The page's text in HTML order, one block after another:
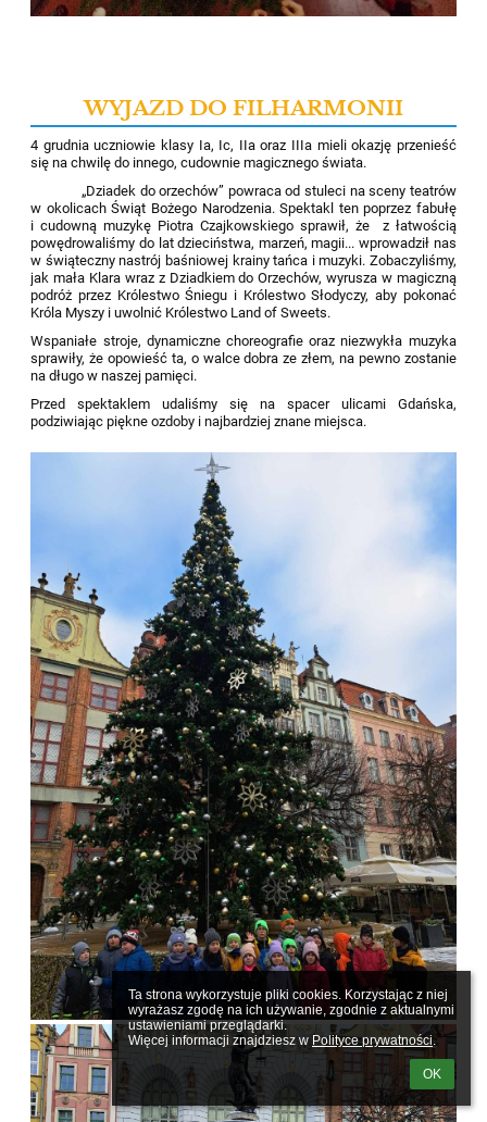
Ta strona wykorzystuje pliki cookies. Korzystając z niej
wyrażasz zgodę na ich używanie, zgodnie z aktualnymi
ustawieniami przeglądarki.
Więcej informacji znajdziesz w Polityce prywatności.
OK
WYJAZD DO FILHARMONII
4 grudnia uczniowie klasy Ia, Ic, IIaoraz IIIamieli okazję przenieść
się na chwilę do innego, cudownie magicznego świata.
„Dziadek do orzechów” powraca od stuleci na sceny teatrów
w okolicach Świąt Bożego Narodzenia. Spektakl ten poprzez fabułę
i cudowną muzykę Piotra Czaj kowskiego sprawił, że
z łatwością
powędrowaliśmy do latdzieciństwa, marzeń, magii... wprowadził nas
w świąteczny nastrój baśniowej krainy tańca i muzyki. Zobaczyliśmy,
jak mała Klara wraz z Dziadkiem do Orzechów, wyrusza w magiczną
podróż przez Królestwo Śniegu i Królestwo Słodyczy, aby pokonać
Króla Myszy i uwolnić Królestwo Land ofSweets.
Wspaniałe stroje, dynamiczne choreografie oraz niezwykła muzyka
sprawiły, żeopowieść ta, o walce dobraze złem, na pewno zostanie
na długo w naszej pamięci.
Przed spektaklem udaliśmy się na spacer ulicami Gdańska,
podziwiając piękne ozdoby i najbardziej znane miejsca.